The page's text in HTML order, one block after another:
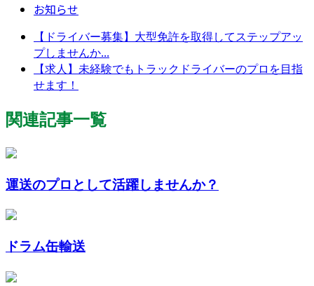
お知らせ
【ドライバー募集】大型免許を取得してステップアッ
プしませんか...
【求人】未経験でもトラックドライバーのプロを目指
せます！
関連記事一覧
運送のプロとして活躍しませんか？
ドラム缶輸送